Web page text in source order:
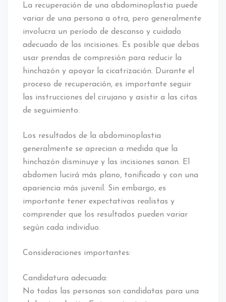
La recuperación de una abdominoplastia puede
variar de una persona a otra, pero generalmente
involucra un período de descanso y cuidado
adecuado de las incisiones. Es posible que debas
usar prendas de compresión para reducir la
hinchazón y apoyar la cicatrización. Durante el
proceso de recuperación, es importante seguir
las instrucciones del cirujano y asistir a las citas
de seguimiento.
Los resultados de la abdominoplastia
generalmente se aprecian a medida que la
hinchazón disminuye y las incisiones sanan. El
abdomen lucirá más plano, tonificado y con una
apariencia más juvenil. Sin embargo, es
importante tener expectativas realistas y
comprender que los resultados pueden variar
según cada individuo.
Consideraciones importantes:
Candidatura adecuada:
No todas las personas son candidatas para una